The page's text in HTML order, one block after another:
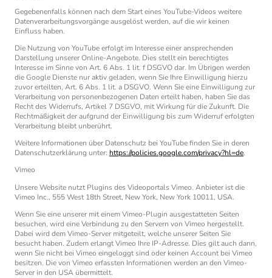
Gegebenenfalls können nach dem Start eines YouTube-Videos weitere
Datenverarbeitungsvorgänge ausgelöst werden, auf die wir keinen
Einfluss haben.
Die Nutzung von YouTube erfolgt im Interesse einer ansprechenden
Darstellung unserer Online-Angebote. Dies stellt ein berechtigtes
Interesse im Sinne von Art. 6 Abs. 1 lit. f DSGVO dar. Im Übrigen werden
die Google Dienste nur aktiv geladen, wenn Sie Ihre Einwilligung hierzu
zuvor erteilten, Art. 6 Abs. 1 lit. a DSGVO. Wenn Sie eine Einwilligung zur
Verarbeitung von personenbezogenen Daten erteilt haben, haben Sie das
Recht des Widerrufs, Artikel 7 DSGVO, mit Wirkung für die Zukunft. Die
Rechtmäßigkeit der aufgrund der Einwilligung bis zum Widerruf erfolgten
Verarbeitung bleibt unberührt.
Weitere Informationen über Datenschutz bei YouTube finden Sie in deren
Datenschutzerklärung unter: https://policies.google.com/privacy?hl=de.
Vimeo
Unsere Website nutzt Plugins des Videoportals Vimeo. Anbieter ist die
Vimeo Inc., 555 West 18th Street, New York, New York 10011, USA.
Wenn Sie eine unserer mit einem Vimeo-Plugin ausgestatteten Seiten
besuchen, wird eine Verbindung zu den Servern von Vimeo hergestellt.
Dabei wird dem Vimeo-Server mitgeteilt, welche unserer Seiten Sie
besucht haben. Zudem erlangt Vimeo Ihre IP-Adresse. Dies gilt auch dann,
wenn Sie nicht bei Vimeo eingeloggt sind oder keinen Account bei Vimeo
besitzen. Die von Vimeo erfassten Informationen werden an den Vimeo-
Server in den USA übermittelt.